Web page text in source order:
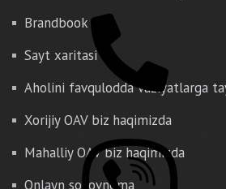
Brandbook
Sayt xaritasi
Aholini favqulodda vaziyatlarga
Xorijiy OAV biz haqimizda
Mahalliy OAV biz haqimizda
Onlayn so'rovnoma